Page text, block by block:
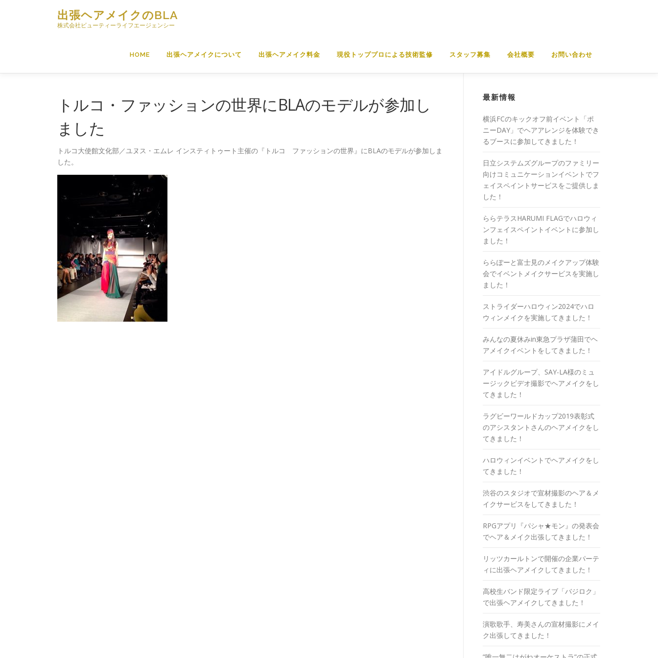
ス
出張ヘアメイクのBLA
株式会社ビューティーライフエージェンシー
HOME 出張ヘアメイクについて 出張ヘアメイク料金 現役トッププロによる技術監修 スタッフ募集 会社概要 お問い合わせ
トルコ・ファッションの世界にBLAのモデルが参加し
ました
トルコ大使館文化部／ユヌス・エムレ インスティトゥート主催の『トルコ ファッションの世界』にBLAのモデルが参加しま
した。
最新情報
横浜FCのキックオフ前イベント「ポ
ニーDAY」でヘアアレンジを体験でき
るブースに参加してきました！
日立システムズグループのファミリー
向けコミュニケーションイベントでフ
ェイスペイントサービスをご提供しま
した！
ららテラスHARUMI FLAGでハロウィ
ンフェイスペイントイベントに参加し
ました！
ららぽーと富士見のメイクアップ体験
会でイベントメイクサービスを実施し
ました！
ストライダーハロウィン2024でハロ
ウィンメイクを実施してきました！
みんなの夏休みin東急プラザ蒲田でヘ
アメイクイベントをしてきました！
アイドルグループ、SAY-LA様のミュ
ージックビデオ撮影でヘアメイクをし
てきました！
ラグビーワールドカップ2019表彰式
のアシスタントさんのヘアメイクをし
てきました！
ハロウィンイベントでヘアメイクをし
てきました！
渋谷のスタジオで宣材撮影のヘア＆メ
イクサービスをしてきました！
RPGアプリ『パシャ★モン』の発表会
でヘア＆メイク出張してきました！
リッツカールトンで開催の企業パーテ
ィに出張ヘアメイクしてきました！
高校生バンド限定ライブ「バジロク」
で出張ヘアメイクしてきました！
演歌歌手、寿美さんの宣材撮影にメイ
ク出張してきました！